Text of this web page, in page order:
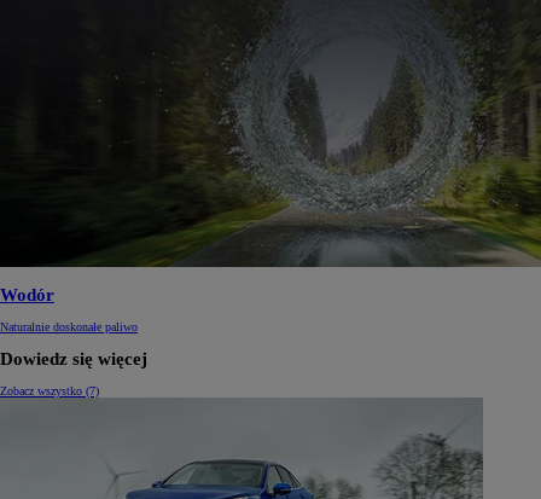
Wodór
Naturalnie doskonałe paliwo
Dowiedz się więcej
Zobacz wszystko (7)
Samochody osobowe